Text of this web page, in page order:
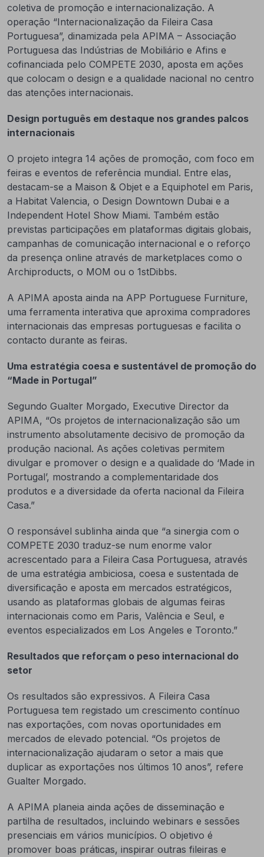
coletiva de promoção e internacionalização. A
operação “Internacionalização da Fileira Casa
Portuguesa”, dinamizada pela APIMA – Associação
Portuguesa das Indústrias de Mobiliário e Afins e
cofinanciada pelo COMPETE 2030, aposta em ações
que colocam o design e a qualidade nacional no centro
das atenções internacionais.
Design português em destaque nos grandes palcos
internacionais
O projeto integra 14 ações de promoção, com foco em
feiras e eventos de referência mundial. Entre elas,
destacam-se a Maison & Objet e a Equiphotel em Paris,
a Habitat Valencia, o Design Downtown Dubai e a
Independent Hotel Show Miami. Também estão
previstas participações em plataformas digitais globais,
campanhas de comunicação internacional e o reforço
da presença online através de marketplaces como o
Archiproducts, o MOM ou o 1stDibbs.
A APIMA aposta ainda na APP Portuguese Furniture,
uma ferramenta interativa que aproxima compradores
internacionais das empresas portuguesas e facilita o
contacto durante as feiras.
Uma estratégia coesa e sustentável de promoção do
“Made in Portugal”
Segundo Gualter Morgado, Executive Director da
APIMA, “Os projetos de internacionalização são um
instrumento absolutamente decisivo de promoção da
produção nacional. As ações coletivas permitem
divulgar e promover o design e a qualidade do ‘Made in
Portugal’, mostrando a complementaridade dos
produtos e a diversidade da oferta nacional da Fileira
Casa.”
O responsável sublinha ainda que “a sinergia com o
COMPETE 2030 traduz-se num enorme valor
acrescentado para a Fileira Casa Portuguesa, através
de uma estratégia ambiciosa, coesa e sustentada de
diversificação e aposta em mercados estratégicos,
usando as plataformas globais de algumas feiras
internacionais como em Paris, Valência e Seul, e
eventos especializados em Los Angeles e Toronto.”
Resultados que reforçam o peso internacional do
setor
Os resultados são expressivos. A Fileira Casa
Portuguesa tem registado um crescimento contínuo
nas exportações, com novas oportunidades em
mercados de elevado potencial. “Os projetos de
internacionalização ajudaram o setor a mais que
duplicar as exportações nos últimos 10 anos”, refere
Gualter Morgado.
A APIMA planeia ainda ações de disseminação e
partilha de resultados, incluindo webinars e sessões
presenciais em vários municípios. O objetivo é
promover boas práticas, inspirar outras fileiras e